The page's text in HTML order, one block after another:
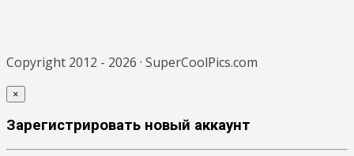
Copyright 2012 - 2026 · SuperCoolPics.com
×
Зарегистрировать новый аккаунт